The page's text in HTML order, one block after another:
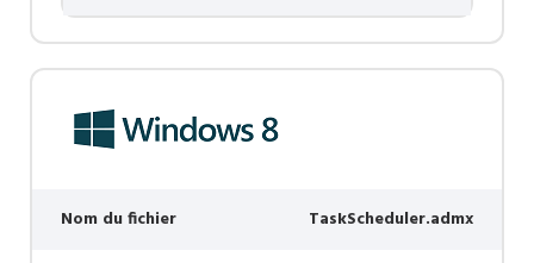
Nom du fichier TaskScheduler.admx